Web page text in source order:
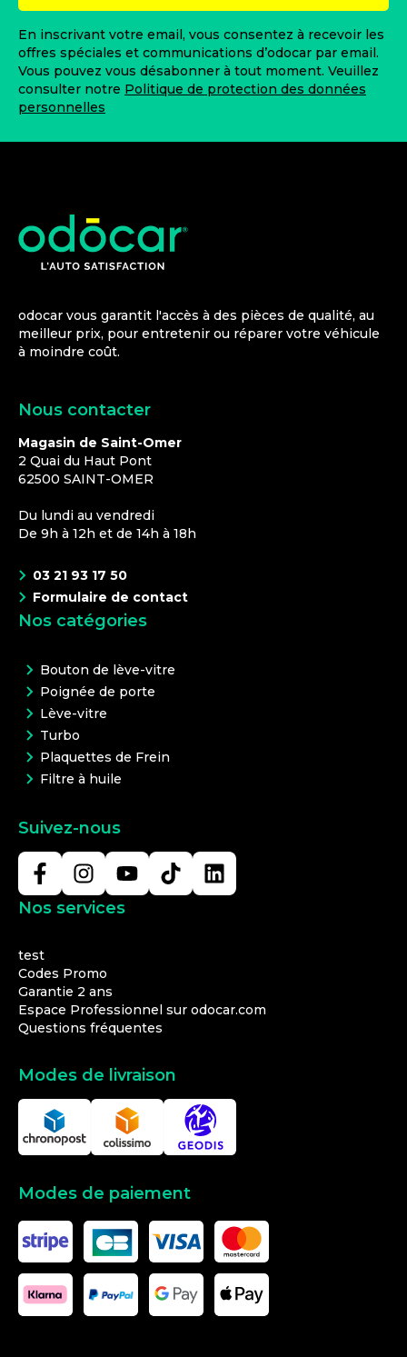
En inscrivant votre email, vous consentez à recevoir les
offres spéciales et communications d’odocar par email.
Vous pouvez vous désabonner à tout moment. Veuillez
consulter notre Politique de protection des données
personnelles
odocar vous garantit l'accès à des pièces de qualité, au
meilleur prix, pour entretenir ou réparer votre véhicule
à moindre coût.
Nous contacter
Magasin de Saint-Omer
2 Quai du Haut Pont
62500 SAINT-OMER
Du lundi au vendredi
De 9h à 12h et de 14h à 18h
03 21 93 17 50
Formulaire de contact
Nos catégories
Bouton de lève-vitre
Poignée de porte
Lève-vitre
Turbo
Plaquettes de Frein
Filtre à huile
Suivez-nous
Nos services
test
Codes Promo
Garantie 2 ans
Espace Professionnel sur odocar.com
Questions fréquentes
Modes de livraison
Modes de paiement